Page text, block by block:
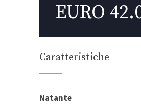
EURO
Caratteristiche
Natante